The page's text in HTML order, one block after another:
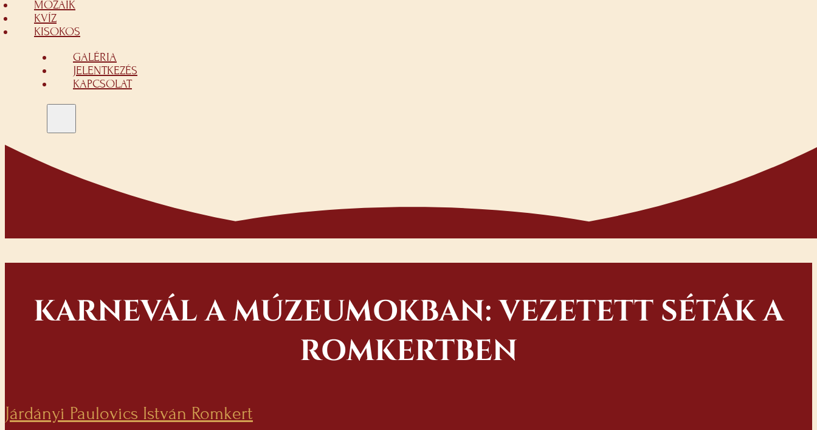
MOZAIK
KVÍZ
KISOKOS
GALÉRIA
JELENTKEZÉS
KAPCSOLAT
KARNEVÁL A MÚZEUMOKBAN: VEZETETT SÉTÁK A
ROMKERTBEN
Járdányi Paulovics István Romkert